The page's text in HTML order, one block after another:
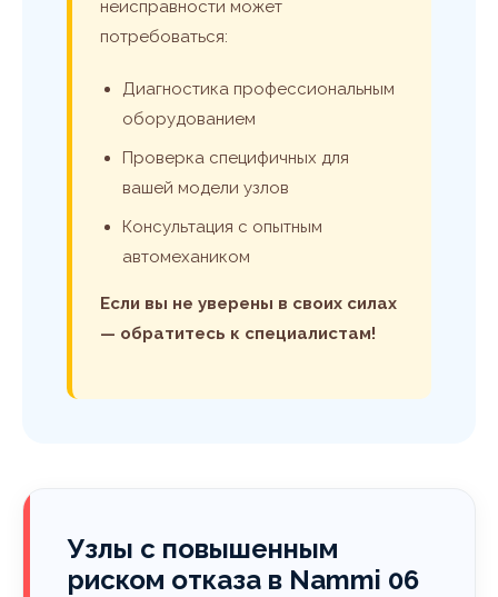
неисправности может
потребоваться:
Диагностика профессиональным
оборудованием
Проверка специфичных для
вашей модели узлов
Консультация с опытным
автомехаником
Если вы не уверены в своих силах
— обратитесь к специалистам!
Узлы с повышенным
риском отказа в Nammi 06